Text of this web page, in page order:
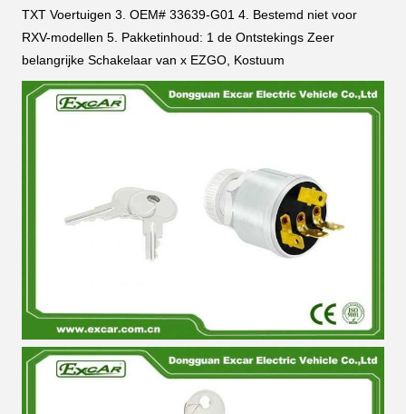
TXT Voertuigen 3. OEM# 33639-G01 4. Bestemd niet voor
RXV-modellen 5. Pakketinhoud: 1 de Ontstekings Zeer
belangrijke Schakelaar van x EZGO, Kostuum